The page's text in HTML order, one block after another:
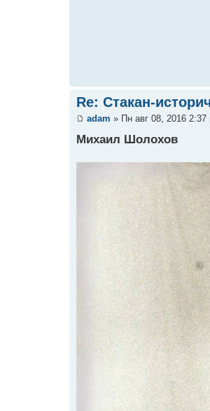
Re: Стакан-
adam » Пн авг 08, 2016 2:37
Михаил Шолохов